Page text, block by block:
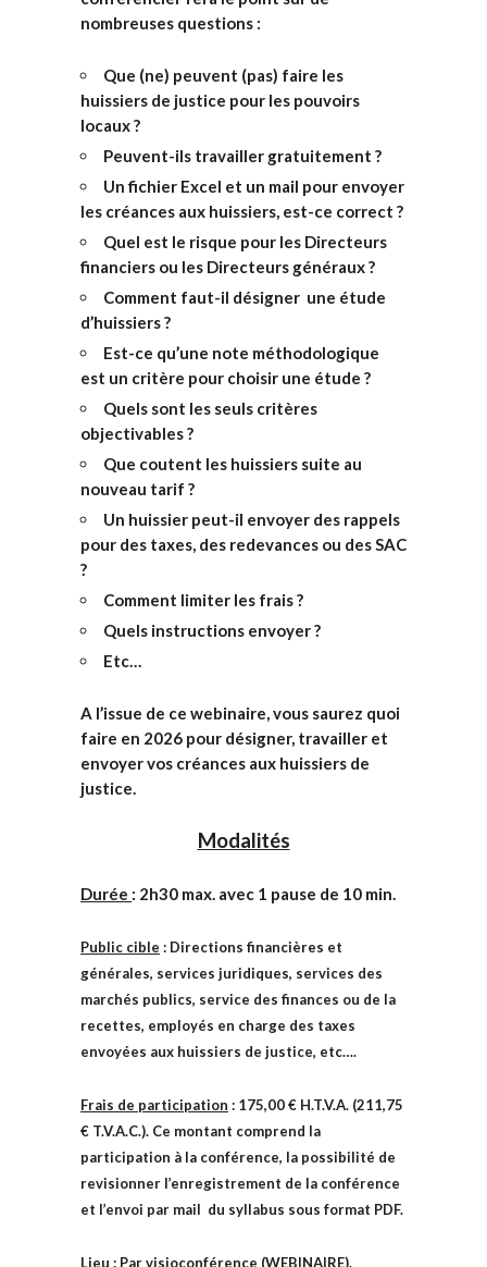
nombreuses questions :
Que (ne) peuvent (pas) faire les
huissiers de justice pour les pouvoirs
locaux ?
Peuvent-ils travailler gratuitement ?
Un fichier Excel et un mail pour envoyer
les créances aux huissiers, est-ce correct ?
Quel est le risque pour les Directeurs
financiers ou les Directeurs généraux ?
Comment faut-il désigner une étude
d’huissiers ?
Est-ce qu’une note méthodologique
est un critère pour choisir une étude ?
Quels sont les seuls critères
objectivables ?
Que coutent les huissiers suite au
nouveau tarif ?
Un huissier peut-il envoyer des rappels
pour des taxes, des redevances ou des SAC
?
Comment limiter les frais ?
Quels instructions envoyer ?
Etc…
A l’issue de ce webinaire, vous saurez quoi
faire en 2026 pour désigner, travailler et
envoyer vos créances aux huissiers de
justice.
Modalités
Durée : 2h30 max. avec 1 pause de 10 min.
Public cible : Directions financières et
générales, services juridiques, services des
marchés publics, service des finances ou de la
recettes, employés en charge des taxes
envoyées aux huissiers de justice, etc….
Frais de participation : 175,00 € H.T.V.A. (211,75
€ T.V.A.C.). Ce montant comprend la
participation à la conférence, la possibilité de
revisionner l’enregistrement de la conférence
et l’envoi par mail du syllabus sous format PDF.
Lieu : Par visioconférence (WEBINAIRE).